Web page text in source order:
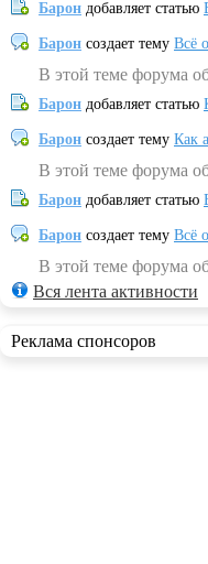
Барон добавляет статью
Барон создает тему Всё
В этой теме форума
Барон добавляет статью
Барон создает тему Как
В этой теме форума
Барон добавляет статью
Барон создает тему Всё
В этой теме форума
Вся лента активности
Реклама спонсоров